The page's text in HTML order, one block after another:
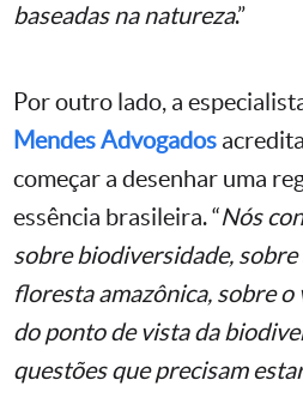
baseadas na natureza.”
Por outro lado, a
Mendes Advogados
começar a desenhar uma
essência brasileira. “Nós
sobre biodiversidade, sobre
floresta amazônica, sobre o
do ponto de vista da
questões que precisam